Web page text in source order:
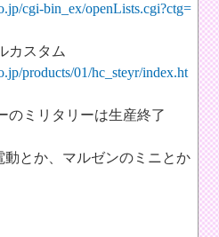
cgi-bin_ex/openLists.cgi?ctg=
カスタム
products/01/hc_steyr/index.ht
ミリタリーは生産終了
とか、マルゼンのミニとか